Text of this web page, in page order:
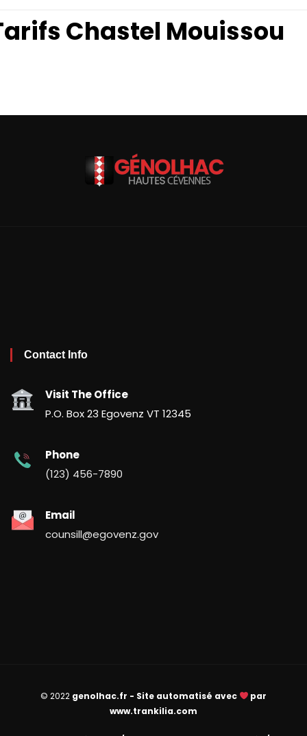
Chastel Mouissou
Contact Info
Visit The Office
P.O. Box 23 Egovenz VT 12345
Phone
(123) 456-7890
Email
counsill@egovenz.gov
© 2022 genolhac.fr - Site automatisé avec
par
www.trankilia.com